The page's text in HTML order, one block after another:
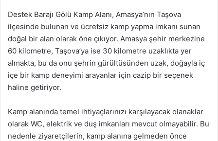
Destek Barajı Gölü Kamp Alanı, Amasya’nın Taşova
ilçesinde bulunan ve ücretsiz kamp yapma imkanı sunan
doğal bir alan olarak öne çıkıyor. Amasya şehir merkezine
60 kilometre, Taşova’ya ise 30 kilometre uzaklıkta yer
almakta, bu da onu şehrin gürültüsünden uzak, doğayla iç
içe bir kamp deneyimi arayanlar için cazip bir seçenek
haline getiriyor.
Kamp alanında temel ihtiyaçlarınızı karşılayacak olanaklar
olarak WC, elektrik ve duş imkanları mevcut olmayabilir. Bu
nedenle ziyaretçilerin, kamp alanına gelmeden önce